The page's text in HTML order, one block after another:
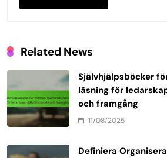
Related News
Självhjälpsböcker
läsning för
och framgång
11/08/2025
Definiera